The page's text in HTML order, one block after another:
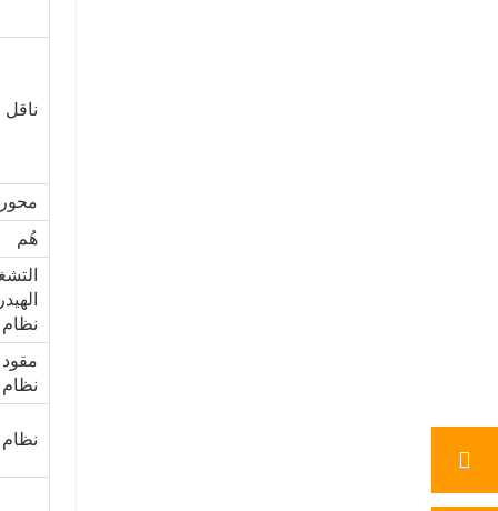
ناقل
محور
هُم
نظام
نظام
نظام